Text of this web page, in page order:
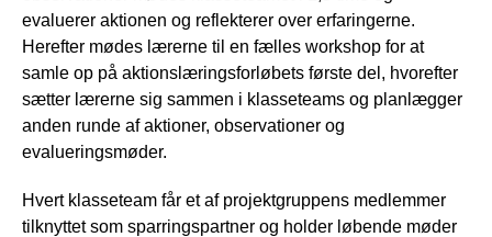
evaluerer aktionen og reflekterer over erfaringerne.
Herefter mødes lærerne til en fælles workshop for at
samle op på aktionslæringsforløbets første del, hvorefter
sætter lærerne sig sammen i klasseteams og planlægger
anden runde af aktioner, observationer og
evalueringsmøder.
Hvert klasseteam får et af projektgruppens medlemmer
tilknyttet som sparringspartner og holder løbende møder